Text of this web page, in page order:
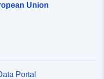
Union
Portal